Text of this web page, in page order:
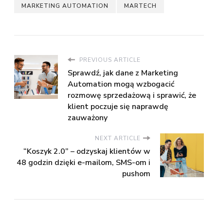
MARKETING AUTOMATION MARTECH
PREVIOUS ARTICLE
Sprawdź, jak dane z Marketing
Automation mogą wzbogacić
rozmowę sprzedażową i sprawić, że
klient poczuje się naprawdę
zauważony
NEXT ARTICLE
“Koszyk 2.0” – odzyskaj klientów w
48 godzin dzięki e-mailom, SMS-om i
pushom